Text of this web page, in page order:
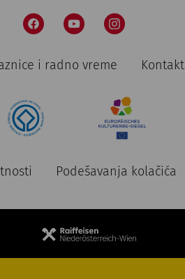
i radno vreme Kontakt
Podešavanja kolačića